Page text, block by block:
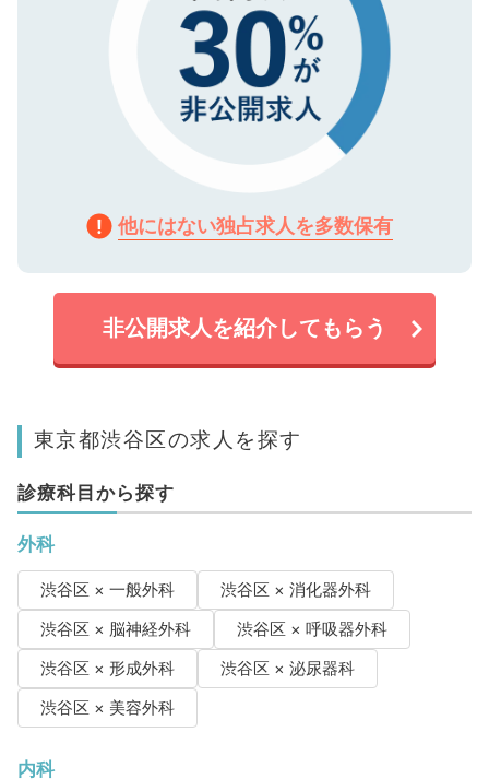
他にはない独占求人を多数保有
非公開求人を紹介してもらう
東京都渋谷区の求人を探す
診療科目から探す
外科
渋谷区 × 一般外科
渋谷区 × 消化器外科
渋谷区 × 脳神経外科
渋谷区 × 呼吸器外科
渋谷区 × 形成外科
渋谷区 × 泌尿器科
渋谷区 × 美容外科
内科